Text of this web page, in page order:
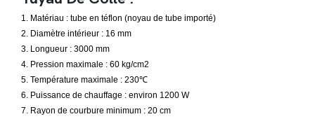
1. Matériau : tube en téflon (noyau de tube importé)
2. Diamètre intérieur : 16 mm
3. Longueur : 3000 mm
4. Pression maximale : 60 kg/cm2
5. Température maximale : 230℃
6. Puissance de chauffage : environ 1200 W
7. Rayon de courbure minimum : 20 cm